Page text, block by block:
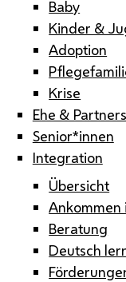
Baby
Kinder &
Adoption
Krise
Ehe &
Senior*innen
Integration
Übersicht
Ankommen
Beratung
Deutsch